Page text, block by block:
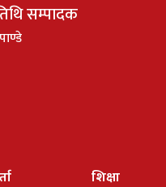
सम्पादक
शिक्षा